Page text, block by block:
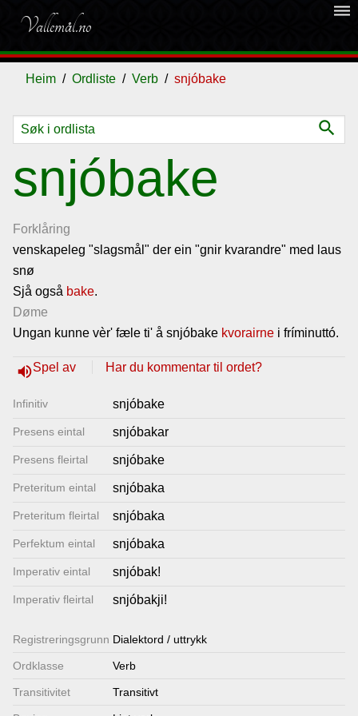
Vallemål.no
dehaze
Heim Ordliste Verb snjóbake
search
snjóbake
Forklåring
venskapeleg "slagsmål" der ein "gnir kvarandre" med laus
snø
Sjå også bake.
Døme
Ungan kunne vèr' fæle ti' å snjóbake kvorairne i fríminuttó.
volume_upSpel av Har du kommentar til ordet?
Infinitiv snjóbake
Presens eintal snjóbakar
Presens fleirtal snjóbake
Preteritum eintal snjóbaka
Preteritum fleirtal snjóbaka
Perfektum eintal snjóbaka
Imperativ eintal snjóbak!
Imperativ fleirtal snjóbakji!
Registrerings­grunn Dialektord / uttrykk
Ordklasse Verb
Transitivitet Transitivt
Ordliste
Om
vallemålet
Gjestebok
Nyhende
Lenkjer
Kontakt
oss